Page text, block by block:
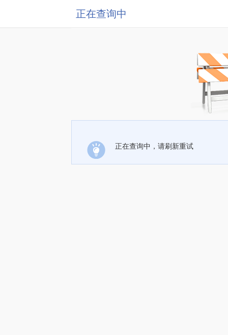
正在查询中
正在查询中，请刷新重试